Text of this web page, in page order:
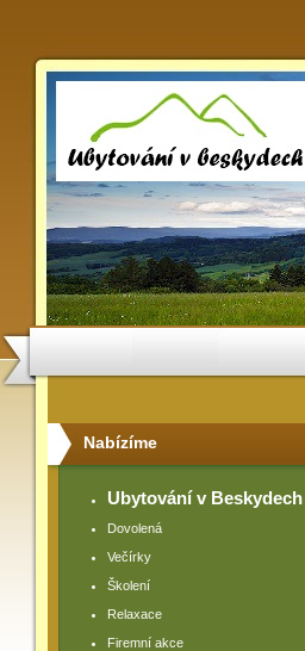
Nabízíme
Ubytování v Beskydech
Dovolená
Večírky
Školení
Relaxace
Firemní akce